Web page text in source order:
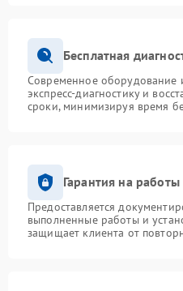
Бесплатная
Современное оборудование
экспресс-диагностику и
сроки, минимизируя время
Гарантия на работы
Предоставляется
выполненные работы и
защищает клиента от